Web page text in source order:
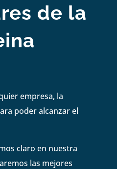
de la
empresa, la
poder alcanzar el
claro en nuestra
las mejores